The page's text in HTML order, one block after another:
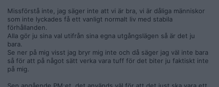
Missförstå inte, jag säger inte att vi är bra, vi är dåliga människor
som inte lyckades få ett vanligt normalt liv med stabila
förhållanden.
Alla gör ju sina val utifrån sina egna utgångslägen så är det ju
bara.
Se ner på mig visst jag bryr mig inte och då säger jag väl inte bara
så för att på något sätt verka vara tuff för det biter ju faktiskt inte
på mig.